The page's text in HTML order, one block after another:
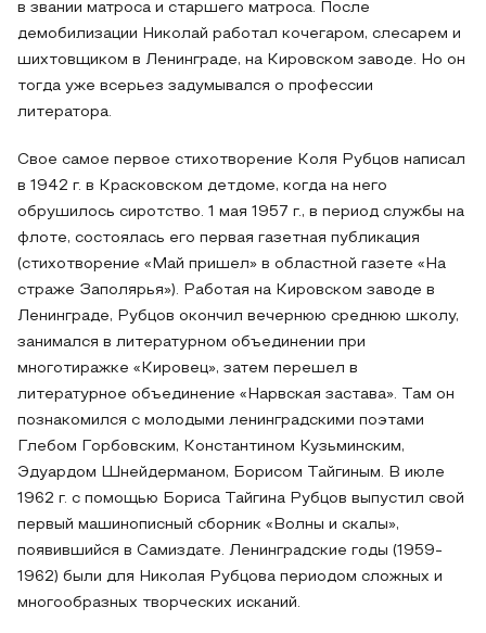
в звании матроса и старшего матроса. После
демобилизации Николай работал кочегаром, слесарем и
шихтовщиком в Ленинграде, на Кировском заводе. Но он
тогда уже всерьез задумывался о профессии
литератора.
Свое самое первое стихотворение Коля Рубцов написал
в 1942 г. в Красковском детдоме, когда на него
обрушилось сиротство. 1 мая 1957 г., в период службы на
флоте, состоялась его первая газетная публикация
(стихотворение «Май пришел» в областной газете «На
страже Заполярья»). Работая на Кировском заводе в
Ленинграде, Рубцов окончил вечернюю среднюю школу,
занимался в литературном объединении при
многотиражке «Кировец», затем перешел в
литературное объединение «Нарвская застава». Там он
познакомился с молодыми ленинградскими поэтами
Глебом Горбовским, Константином Кузьминским,
Эдуардом Шнейдерманом, Борисом Тайгиным. В июле
1962 г. с помощью Бориса Тайгина Рубцов выпустил свой
первый машинописный сборник «Волны и скалы»,
появившийся в Самиздате. Ленинградские годы (1959-
1962) были для Николая Рубцова периодом сложных и
многообразных творческих исканий.